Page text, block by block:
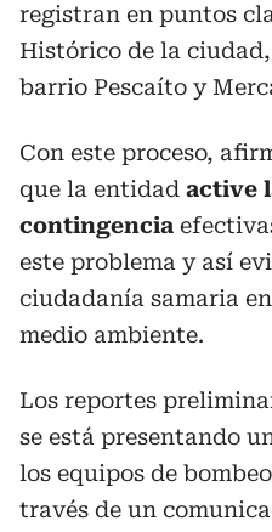
registran en puntos
Histórico de la
barrio Pescaíto y
Con este proceso,
que la entidad active
contingencia
este problema y así
ciudadanía samaria
medio ambiente.
Los reportes
se está presentando
los equipos de
través de un